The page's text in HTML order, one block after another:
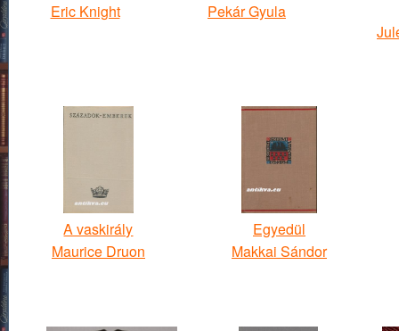
Eric Knight
Pekár Gyula
A vaskirály
Maurice Druon
Egyedül
Makkai Sándor